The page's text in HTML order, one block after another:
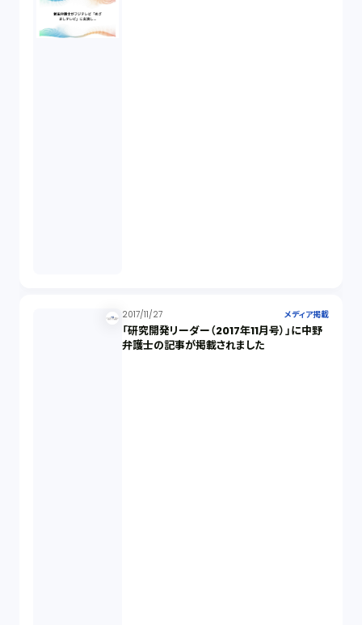
2017/11/27 メディア掲載
「研究開発リーダー（2017年11月号）」に中野
弁護士の記事が掲載されました